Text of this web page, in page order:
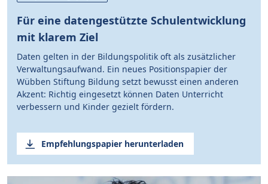
Für eine datengestützte Schulentwicklung
mit klarem Ziel
Daten gelten in der Bildungspolitik oft als zusätzlicher
Verwaltungsaufwand. Ein neues Positionspapier der
Wübben Stiftung Bildung setzt bewusst einen anderen
Akzent: Richtig eingesetzt können Daten Unterricht
verbessern und Kinder gezielt fördern.
Empfehlungspapier herunterladen